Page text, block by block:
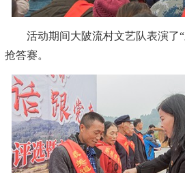
活动期间大陂流村文艺队表演了
抢答赛。